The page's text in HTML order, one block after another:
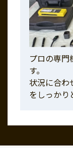
プロの専門
す。
状況に合わ
をしっかり